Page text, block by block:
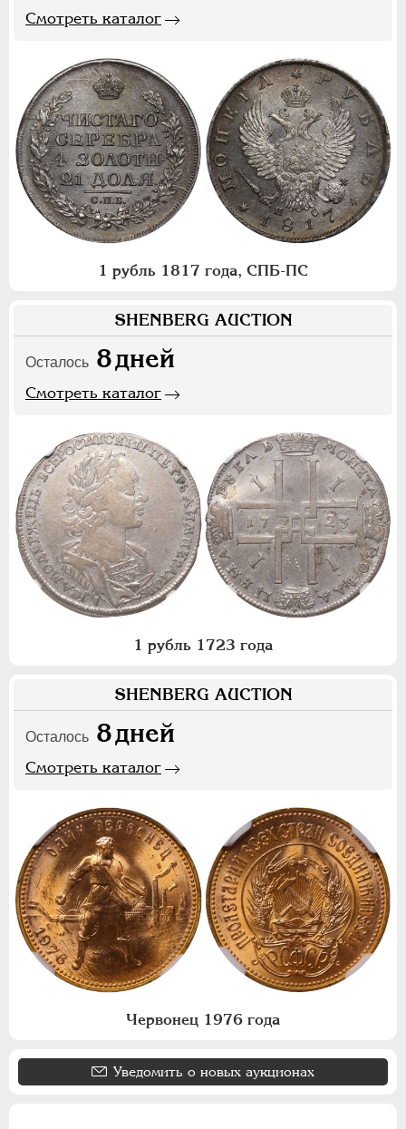
Смотреть каталог
1 рубль 1817 года, СПБ-ПС
SHENBERG AUCTION
Осталось 8дней
Смотреть каталог
1 рубль 1723 года
SHENBERG AUCTION
Осталось 8дней
Смотреть каталог
Червонец 1976 года
Уведомить о новых аукционах